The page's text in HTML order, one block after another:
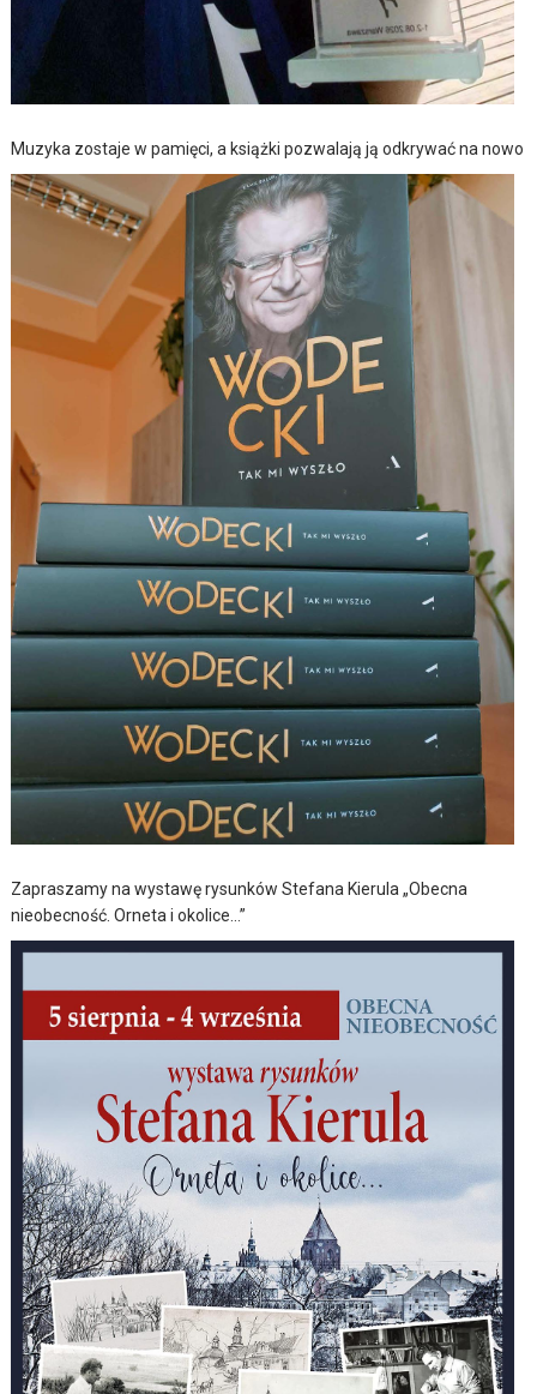
Muzyka zostaje w pamięci, a książki pozwalają ją odkrywać na nowo
Zapraszamy na wystawę rysunków Stefana Kierula „Obecna
nieobecność. Orneta i okolice…”